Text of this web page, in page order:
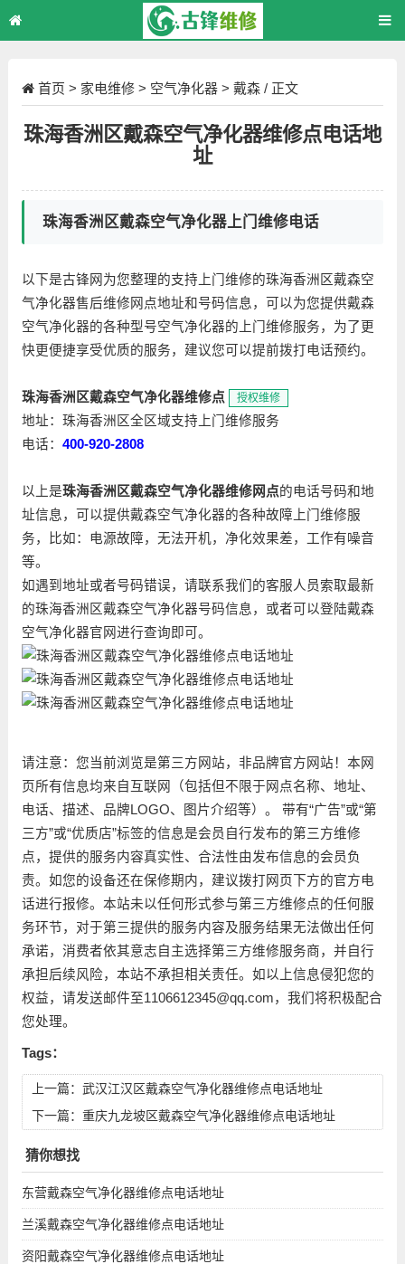
首页 > 家电维修> 空气净化器> 戴森/ 正文
珠海香洲区戴森空气净化器维修点电话地
址
珠海香洲区戴森空气净化器上门维修电话
以下是古锋网为您整理的支持上门维修的珠海香洲区戴森空
气净化器售后维修网点地址和号码信息，可以为您提供戴森
空气净化器的各种型号空气净化器的上门维修服务，为了更
快更便捷享受优质的服务，建议您可以提前拨打电话预约。
珠海香洲区戴森空气净化器维修点 授权维修
地址：珠海香洲区全区域支持上门维修服务
电话： 400-920-2808
以上是珠海香洲区戴森空气净化器维修网点的电话号码和地
址信息，可以提供戴森空气净化器的各种故障上门维修服
务，比如：电源故障，无法开机，净化效果差，工作有噪音
等。
如遇到地址或者号码错误，请联系我们的客服人员索取最新
的珠海香洲区戴森空气净化器号码信息，或者可以登陆戴森
空气净化器官网进行查询即可。
请注意：您当前浏览是第三方网站，非品牌官方网站！本网
页所有信息均来自互联网（包括但不限于网点名称、地址、
电话、描述、品牌LOGO、图片介绍等）。 带有“广告”或“第
三方”或“优质店”标签的信息是会员自行发布的第三方维修
点，提供的服务内容真实性、合法性由发布信息的会员负
责。如您的设备还在保修期内，建议拨打网页下方的官方电
话进行报修。本站未以任何形式参与第三方维修点的任何服
务环节，对于第三提供的服务内容及服务结果无法做出任何
承诺，消费者依其意志自主选择第三方维修服务商，并自行
承担后续风险，本站不承担相关责任。如以上信息侵犯您的
权益，请发送邮件至1106612345@qq.com，我们将积极配合
您处理。
Tags：
上一篇： 武汉江汉区戴森空气净化器维修点电话地址
下一篇： 重庆九龙坡区戴森空气净化器维修点电话地址
猜你想找
东营戴森空气净化器维修点电话地址
兰溪戴森空气净化器维修点电话地址
资阳戴森空气净化器维修点电话地址